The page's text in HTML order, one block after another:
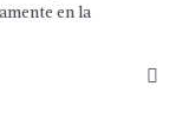
en la